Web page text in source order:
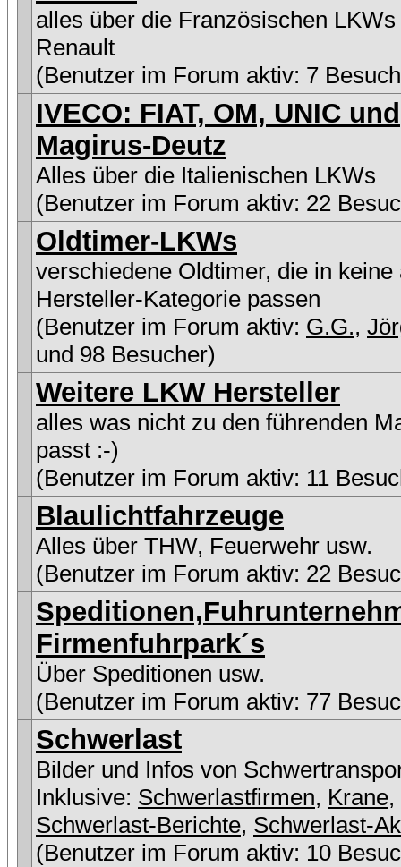
alles über die Französischen LKWs
Renault
(Benutzer im Forum aktiv: 7
IVECO: FIAT, OM, UNIC und
Magirus-Deutz
Alles über die Italienischen LKWs
(Benutzer im Forum aktiv: 22
Oldtimer-LKWs
verschiedene Oldtimer, die in keine
Hersteller-Kategorie passen
(Benutzer im Forum aktiv: G.G.,
und 98 Besucher)
Weitere LKW Hersteller
alles was nicht zu den führenden
passt :-)
(Benutzer im Forum aktiv: 11
Blaulichtfahrzeuge
Alles über THW, Feuerwehr usw.
(Benutzer im Forum aktiv: 22
Firmenfuhrpark´s
Über Speditionen usw.
(Benutzer im Forum aktiv: 77
Schwerlast
Bilder und Infos von
Inklusive: Schwerlastfirmen, Krane,
Schwerlast-Berichte, Schwerlast-
(Benutzer im Forum aktiv: 10